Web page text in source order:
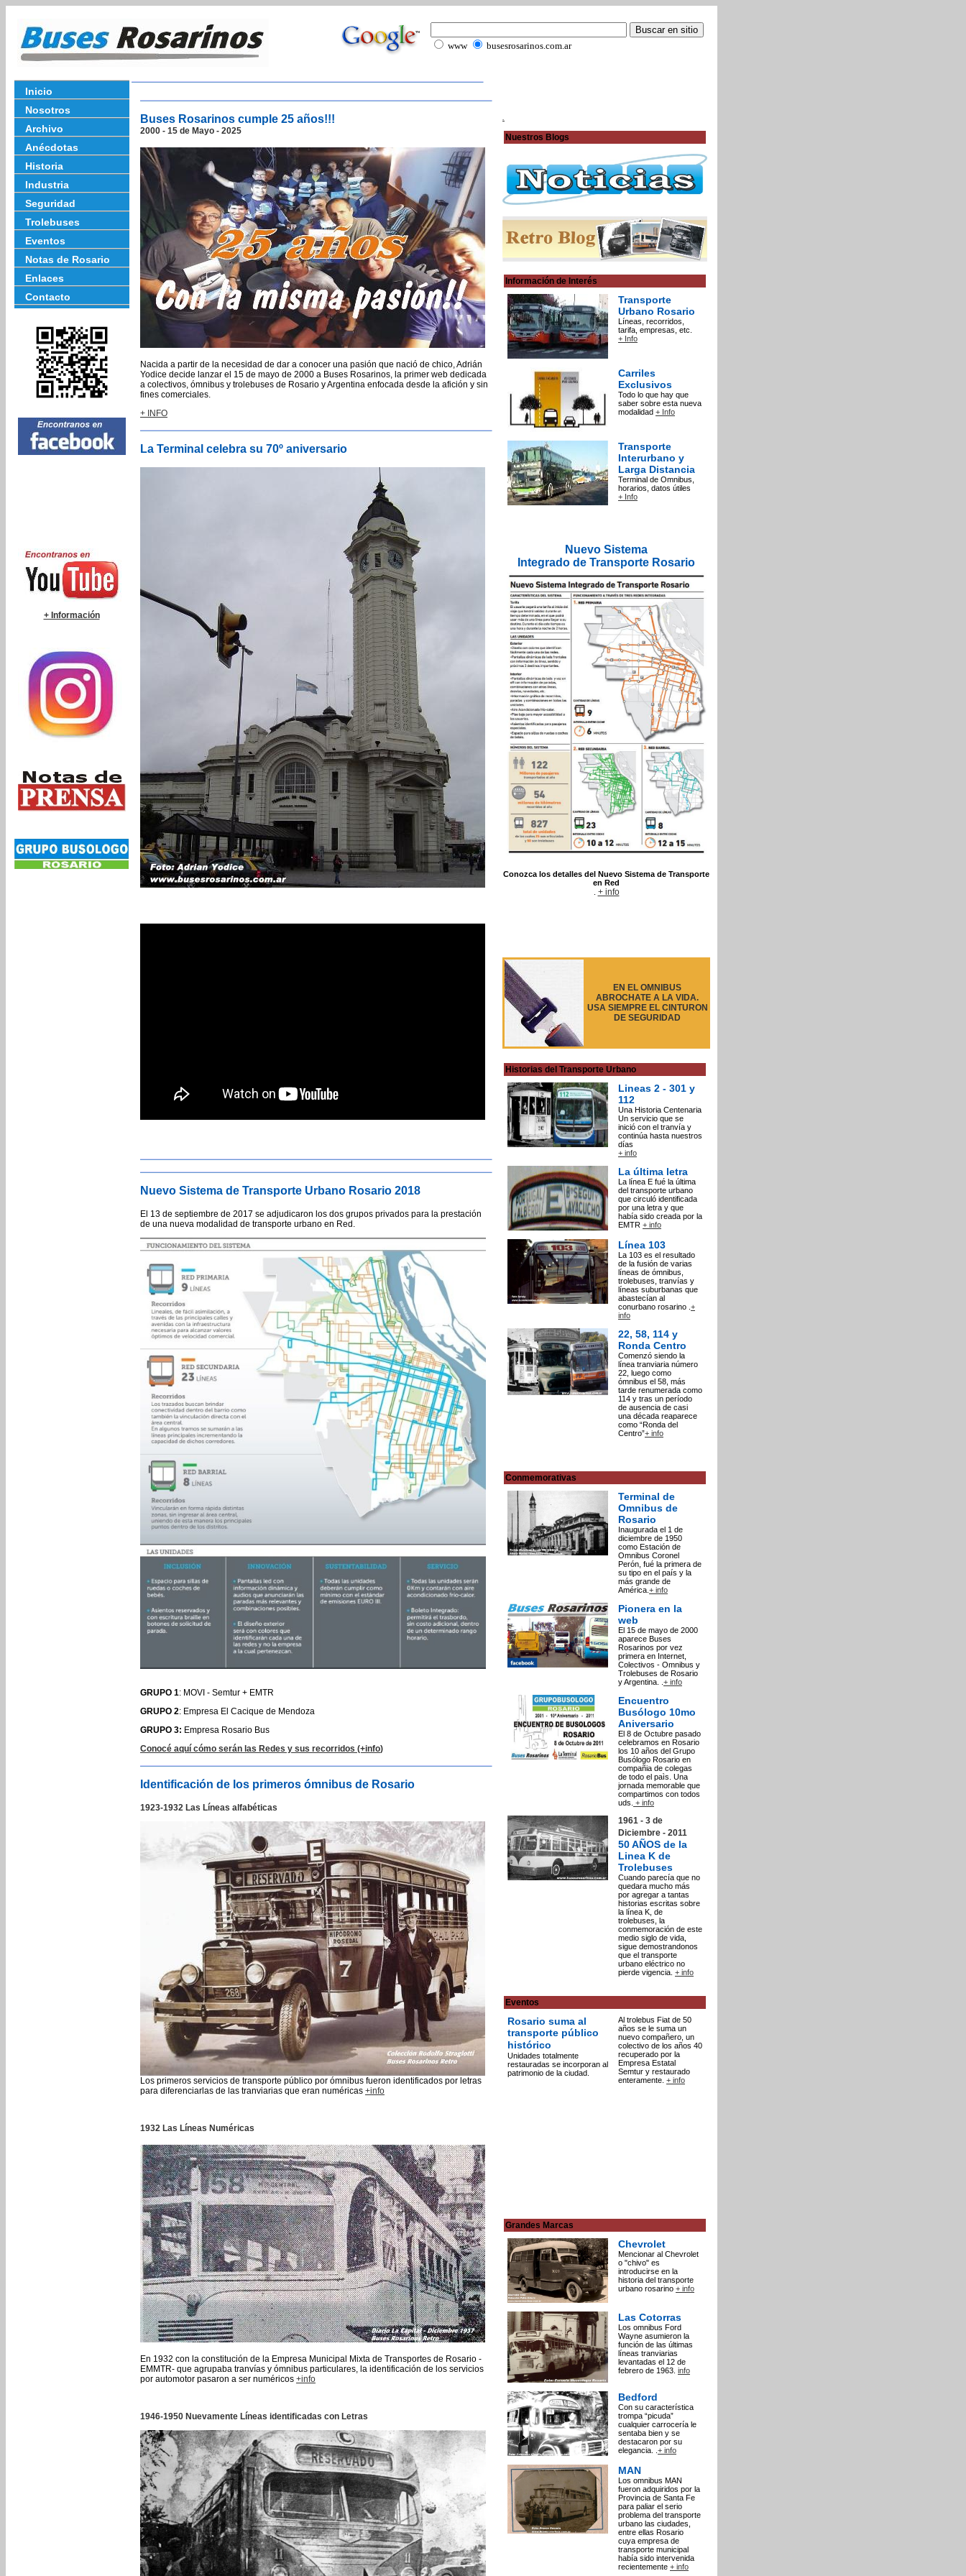
www busesrosarinos.com.ar
Inicio
Nosotros
Archivo
Anécdotas
Historia
Industria
Seguridad
Trolebuses
Eventos
Notas de Rosario
Enlaces
Contacto
+ Información
Buses Rosarinos cumple 25 años!!!
2000 - 15 de Mayo - 2025
Nacida a partir de la necesidad de dar a conocer una pasión que nació de chico, Adrián
Yodice decide lanzar el 15 de mayo de 2000 a Buses Rosarinos, la primer web dedicada
a colectivos, ómnibus y trolebuses de Rosario y Argentina enfocada desde la afición y sin
fines comerciales.
+ INFO
La Terminal celebra su 70º aniversario
Nuevo Sistema de Transporte Urbano Rosario 2018
El 13 de septiembre de 2017 se adjudicaron los dos grupos privados para la prestación
de una nueva modalidad de transporte urbano en Red.
GRUPO 1: MOVI - Semtur + EMTR
GRUPO 2: Empresa El Cacique de Mendoza
GRUPO 3: Empresa Rosario Bus
Conocé aquí cómo serán las Redes y sus recorridos (+info)
Identificación de los primeros ómnibus de Rosario
1923-1932 Las Líneas alfabéticas
Los primeros servicios de transporte público por ómnibus fueron identificados por letras
para diferenciarlas de las tranviarias que eran numéricas +info
1932 Las Líneas Numéricas
En 1932 con la constitución de la Empresa Municipal Mixta de Transportes de Rosario -
EMMTR- que agrupaba tranvías y ómnibus particulares, la identificación de los servicios
por automotor pasaron a ser numéricos +info
1946-1950 Nuevamente Líneas identificadas con Letras
Nuestros Blogs
Información de Interés
Transporte
Urbano Rosario
Líneas, recorridos,
tarifa, empresas, etc.
+ Info
Carriles
Exclusivos
Todo lo que hay que
saber sobre esta nueva
modalidad + Info
Transporte
Interurbano y
Larga Distancia
Terminal de Omnibus,
horarios, datos útiles
+ Info
Nuevo Sistema
Integrado de Transporte Rosario
Conozca los detalles del Nuevo Sistema de Transporte
en Red
+ info
EN EL OMNIBUS
ABROCHATE A LA VIDA.
USA SIEMPRE EL CINTURON
DE SEGURIDAD
Historias del Transporte Urbano
Lineas 2 - 301 y
112
Una Historia Centenaria
Un servicio que se
inició con el tranvía y
continúa hasta nuestros
días
+ info
La última letra
La línea E fué la última
del transporte urbano
que circuló identificada
por una letra y que
había sido creada por la
EMTR + info
Línea 103
La 103 es el resultado
de la fusión de varias
líneas de ómnibus,
trolebuses, tranvías y
líneas suburbanas que
abastecían al
conurbano rosarino . +
info
22, 58, 114 y
Ronda Centro
Comenzó siendo la
línea tranviaria número
22, luego como
ómnibus el 58, más
tarde renumerada como
114 y tras un período
de ausencia de casi
una década reaparece
como “Ronda del
Centro”+ info
Conmemorativas
Terminal de
Omnibus de
Rosario
Inaugurada el 1 de
diciembre de 1950
como Estación de
Omnibus Coronel
Perón, fué la primera de
su tipo en el país y la
más grande de
América. + info
Pionera en la
web
El 15 de mayo de 2000
aparece Buses
Rosarinos por vez
primera en Internet,
Colectivos - Omnibus y
Trolebuses de Rosario
y Argentina. . + info
Encuentro
Busólogo 10mo
Aniversario
El 8 de Octubre pasado
celebramos en Rosario
los 10 años del Grupo
Busólogo Rosario en
compañia de colegas
de todo el paìs. Una
jornada memorable que
compartimos con todos
uds. + info
1961 - 3 de
Diciembre - 2011
50 AÑOS de la
Linea K de
Trolebuses
Cuando parecía que no
quedara mucho más
por agregar a tantas
historias escritas sobre
la línea K, de
trolebuses, la
conmemoración de este
medio siglo de vida,
sigue demostrandonos
que el transporte
urbano eléctrico no
pierde vigencia. + info
Eventos
Rosario suma al
transporte público
histórico
Unidades totalmente
restauradas se incorporan al
patrimonio de la ciudad.
Al trolebus Fiat de 50
años se le suma un
nuevo compañero, un
colectivo de los años 40
recuperado por la
Empresa Estatal
Semtur y restaurado
enteramente. + info
Grandes Marcas
Chevrolet
Mencionar al Chevrolet
o "chivo" es
introducirse en la
historia del transporte
urbano rosarino + info
Las Cotorras
Los omnibus Ford
Wayne asumieron la
función de las últimas
líneas tranviarias
levantadas el 12 de
febrero de 1963. info
Bedford
Con su característica
trompa “picuda”
cualquier carrocería le
sentaba bien y se
destacaron por su
elegancia. . + info
MAN
Los omnibus MAN
fueron adquiridos por la
Provincia de Santa Fe
para paliar el serio
problema del transporte
urbano las ciudades,
entre ellas Rosario
cuya empresa de
transporte municipal
había sido intervenida
recientemente + info